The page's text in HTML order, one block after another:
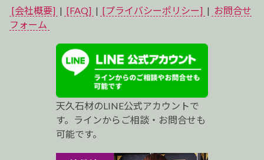
イ
ス
ト
ロ
[会社概要] | [FAQ] | [プライバシーポリシー] | お問合せ
フォーム
天久石材のLINE公式アカウントで
す。ラインからご相談・お問合せも
可能です。